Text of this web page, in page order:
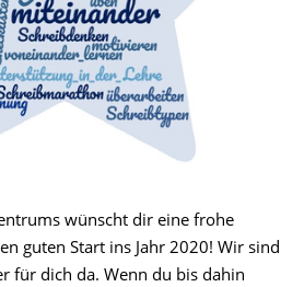
wünscht dir eine frohe
guten Start ins Jahr 2020! Wir sind
für dich da. Wenn du bis dahin